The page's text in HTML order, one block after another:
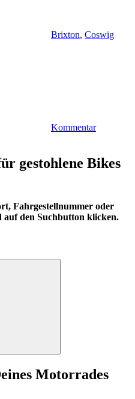
Brixton, Coswig
Kommentar
gestohlene Bikes
Fahrgestellnummer oder
auf den Suchbutton klicken.
Motorrades